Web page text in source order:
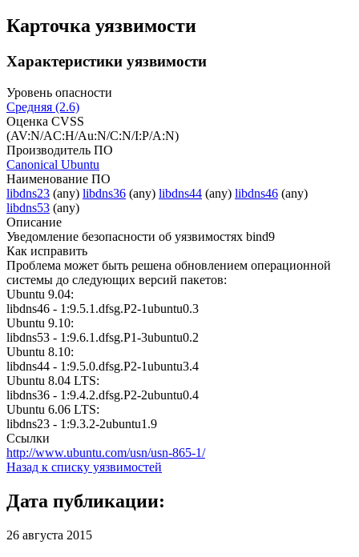
Карточка уязвимости
Характеристики уязвимости
Уровень опасности
Средняя (2.6)
Оценка CVSS
(AV:N/AC:H/Au:N/C:N/I:P/A:N)
Производитель ПО
Canonical Ubuntu
Наименование ПО
libdns23 (any) libdns36 (any) libdns44 (any) libdns46 (any)
libdns53 (any)
Описание
Уведомление безопасности об уязвимостях bind9
Как исправить
Проблема может быть решена обновлением операционной
системы до следующих версий пакетов:
Ubuntu 9.04:
libdns46 - 1:9.5.1.dfsg.P2-1ubuntu0.3
Ubuntu 9.10:
libdns53 - 1:9.6.1.dfsg.P1-3ubuntu0.2
Ubuntu 8.10:
libdns44 - 1:9.5.0.dfsg.P2-1ubuntu3.4
Ubuntu 8.04 LTS:
libdns36 - 1:9.4.2.dfsg.P2-2ubuntu0.4
Ubuntu 6.06 LTS:
libdns23 - 1:9.3.2-2ubuntu1.9
Ссылки
http://www.ubuntu.com/usn/usn-865-1/
Назад к списку уязвимостей
Дата публикации:
26 августа 2015